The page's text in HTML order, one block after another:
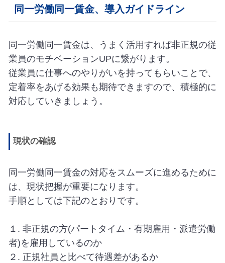
同一労働同一賃金、導入ガイドライン
同一労働同一賃金は、うまく活用すれば非正規の従
業員のモチベーションUPに繋がります。
従業員に仕事へのやりがいを持ってもらいことで、
定着率をあげる効果も期待できますので、積極的に
対応していきましょう。
現状の確認
同一労働同一賃金の対応をスムーズに進めるために
は、現状把握が重要になります。
手順としては下記のとおりです。
１. 非正規の方(パートタイム・有期雇用・派遣労働
者)を雇用しているのか
２. 正規社員と比べて待遇差があるか